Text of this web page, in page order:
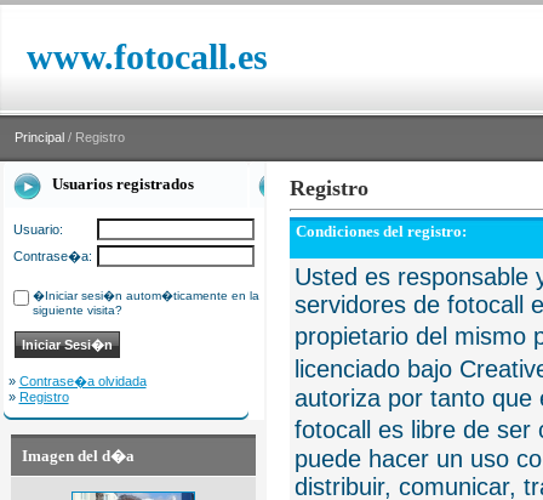
www.fotocall.es
Principal / Registro
Usuarios registrados
Usuario:
Contrase�a:
�Iniciar sesi�n autom�ticamente en la
siguiente visita?
» Contrase�a olvidada
» Registro
Imagen del d�a
Registro
Condiciones del registro:
Usted es responsable
servidores de fotocall
propietario del mismo
licenciado bajo
autoriza por tanto que
fotocall es libre de
puede hacer un uso
distribuir, comunicar,